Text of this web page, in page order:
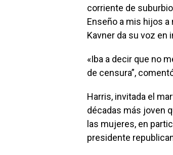
corriente de
Enseño a mis hijos
Kavner da su voz en
«Iba a decir que no
de censura”,
Harris, invitada el
décadas más joven
las mujeres, en
presidente